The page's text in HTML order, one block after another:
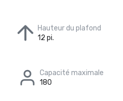
Hauteur du plafond
12 pi.
Capacité maximale
180